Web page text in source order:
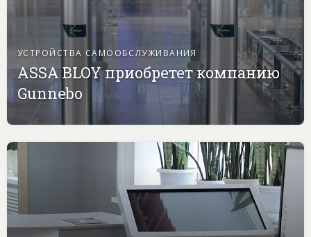
УСТРОЙСТВА САМООБСЛУЖИВАНИЯ
ASSA BLOY приобретет компанию
Gunnebo